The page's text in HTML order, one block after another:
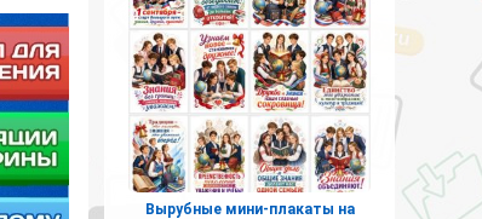
Вырубные мини-плакаты на